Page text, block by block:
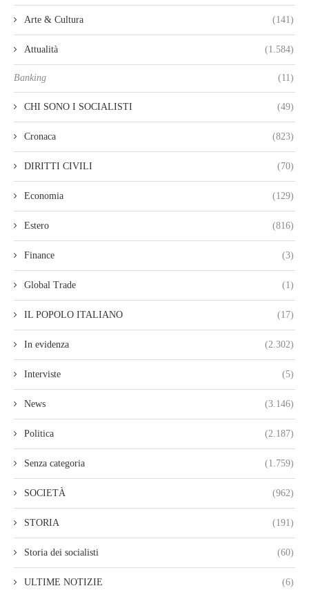
Arte & Cultura (141)
Attualità (1.584)
Banking (11)
CHI SONO I SOCIALISTI (49)
Cronaca (823)
DIRITTI CIVILI (70)
Economia (129)
Estero (816)
Finance (3)
Global Trade (1)
IL POPOLO ITALIANO (17)
In evidenza (2.302)
Interviste (5)
News (3.146)
Politica (2.187)
Senza categoria (1.759)
SOCIETÀ (962)
STORIA (191)
Storia dei socialisti (60)
ULTIME NOTIZIE (6)